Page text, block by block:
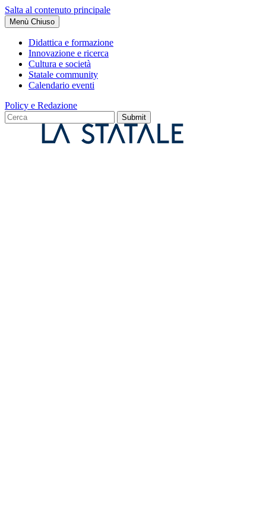
Salta al contenuto principale
Menù Chiuso
Didattica e formazione
Innovazione e ricerca
Cultura e società
Statale community
Calendario eventi
Policy e Redazione